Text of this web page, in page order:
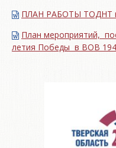
ПЛАН РАБОТЫ ТОДНТ
План мероприятий,
летия Победы в ВОВ